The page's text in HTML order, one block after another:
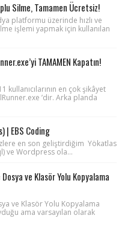
Silme, Tamamen Ücretsiz!
platformu üzerinde hızlı ve
işlemi yapmak için kullanılan
TAMAMEN Kapatın!
kullanıcılarının en çok şikâyet
’dir. Arka planda
| EBS Coding
en son geliştirdiğim Yökatlas
ve Wordpress ola...
ve Klasör Yolu Kopyalama
ve Klasör Yolu Kopyalama
ama varsayılan olarak